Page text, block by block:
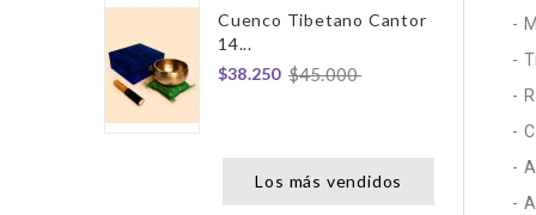
Cuenco Tibetano Cantor
14...
$38.250 $45.000
Los más vendidos
-
-
-
-
-
-